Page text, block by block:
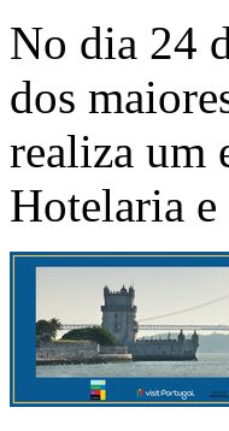
No dia 24
dos
realiza um
Hotelaria